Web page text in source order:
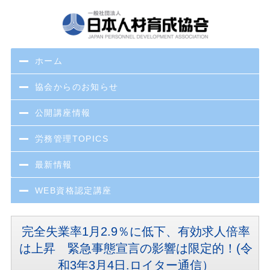
ホーム
協会からのお知らせ
公開講座情報
労務管理TOPICS
最新情報
WEB資格認定講座
完全失業率1月2.9％に低下、有効求人倍率
は上昇 緊急事態宣言の影響は限定的！(令
和3年3月4日.ロイター通信）